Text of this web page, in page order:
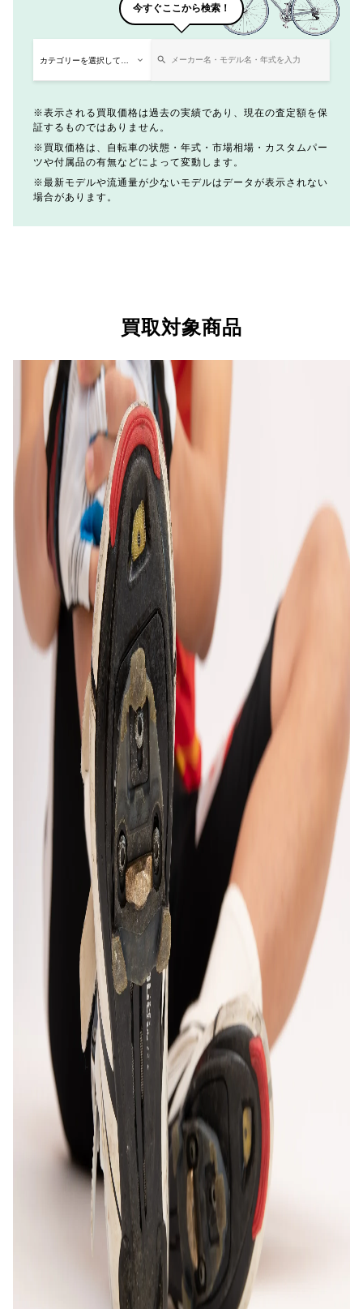
今すぐここから検索！
表示される買取価格は過去の実績であり、現在の査定額を保
証するものではありません。
買取価格は、自転車の状態・年式・市場相場・カスタムパー
ツや付属品の有無などによって変動します。
最新モデルや流通量が少ないモデルはデータが表示されない
場合があります。
買取対象商品